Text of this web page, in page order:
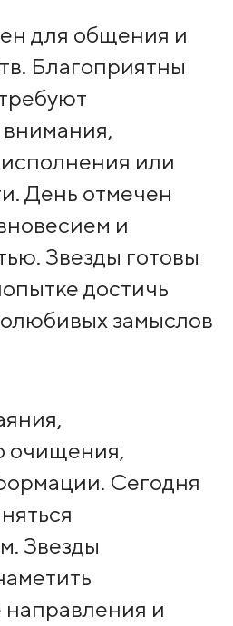
для общения и
Благоприятны
или
День отмечен
и
Звезды готовы
достичь
замыслов
очищения,
Сегодня
Звезды
и